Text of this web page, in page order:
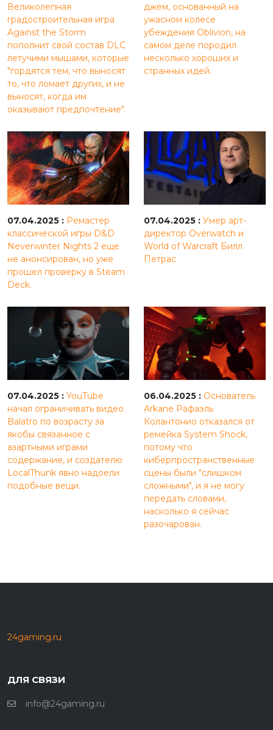
Великолепная
градостроительная игра
Against the Storm
пополнит свой состав DLC
летучими мышами, которые
"гордятся тем, что выносят
то, что ломает других, и не
выносят, когда им
оказывают предпочтение".
джем, основанный на
ужасном колесе
убеждения Oblivion, на
самом деле породил
несколько хороших и
странных идей.
07.04.2025 : Ремастер
классической игры D&D
Neverwinter Nights 2 еще
не анонсирован, но уже
прошел проверку в Steam
Deck.
07.04.2025 : Умер арт-
директор Overwatch и
World of Warcraft Билл
Петрас
07.04.2025 : YouTube
начал ограничивать видео
Balatro по возрасту за
якобы связанное с
азартными играми
содержание, и создателю
LocalThunk явно надоели
подобные вещи.
06.04.2025 : Основатель
Arkane Рафаэль
Колантонио отказался от
ремейка System Shock,
потому что
киберпространственные
сцены были "слишком
сложными", и я не могу
передать словами,
насколько я сейчас
разочарован.
24gaming.ru
ДЛЯ СВЯЗИ
info@24gaming.ru